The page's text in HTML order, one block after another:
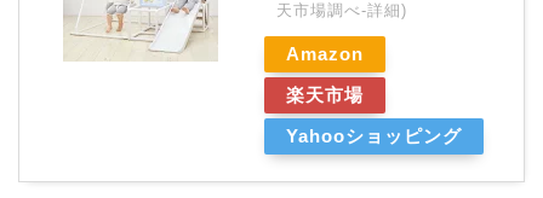
天市場調べ-詳細)
Amazon
楽天市場
Yahooショッピング